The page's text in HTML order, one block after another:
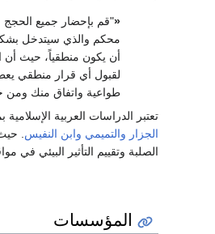
«"قم بإحضار جميع الحجج
محكم والذي سيتدخل بشكل
أن يكون منطقياً، حيث أن
طواعية واتفاق منك ومن
تعتبر الدراسات العربية
الجزار والتميمي وابن النفيس .
الصلبة وتقييم التأثير البيئي في
المؤسسات